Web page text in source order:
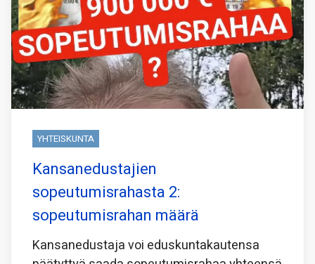
YHTEISKUNTA
Kansanedustajien
sopeutumisrahasta 2:
sopeutumisrahan määrä
Kansanedustaja voi eduskuntakautensa